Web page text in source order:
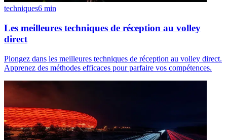
techniques6 min
Les meilleures techniques de réception au volley
direct
Plongez dans les meilleures techniques de réception au volley direct.
Apprenez des méthodes efficaces pour parfaire vos compétences.